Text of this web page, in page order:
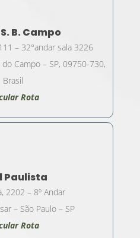
B. Campo
– 32°andar sala 3226
Campo – SP, 09750-730,
Brasil
Rota
Paulista
2202 – 8º Andar
– São Paulo – SP
Rota